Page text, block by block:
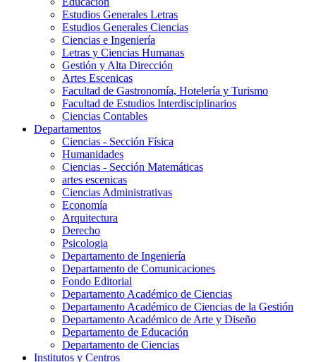
Estudios Generales Letras
Estudios Generales Ciencias
Ciencias e Ingeniería
Letras y Ciencias Humanas
Gestión y Alta Dirección
Artes Escenicas
Facultad de Gastronomía, Hotelería y Turismo
Facultad de Estudios Interdisciplinarios
Ciencias Contables
Departamentos
Ciencias - Sección Física
Humanidades
Ciencias - Sección Matemáticas
artes escenicas
Ciencias Administrativas
Economía
Arquitectura
Derecho
Psicologia
Departamento de Ingeniería
Departamento de Comunicaciones
Fondo Editorial
Departamento Académico de Ciencias
Departamento Académico de Ciencias de la Gestión
Departamento Académico de Arte y Diseño
Departamento de Educación
Departamento de Ciencias
Institutos y Centros